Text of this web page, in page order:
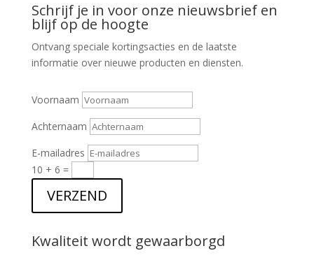
Schrijf je in voor onze nieuwsbrief en
blijf op de hoogte
Ontvang speciale kortingsacties en de laatste
informatie over nieuwe producten en diensten.
Voornaam
Achternaam
E-mailadres
10 + 6 =
VERZEND
Kwaliteit wordt gewaarborgd